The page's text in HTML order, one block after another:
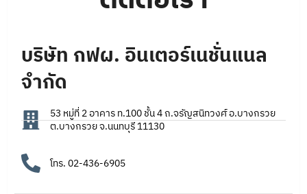
บริษัท กฟผ. อินเตอร์เนชั่นแนล
จำกัด
53 หมู่ที่ 2 อาคาร ท.100 ชั้น 4 ถ.จรัญสนิทวงศ์ อ.บางกรวย
ต.บางกรวย จ.นนทบุรี 11130
โทร. 02-436-6905